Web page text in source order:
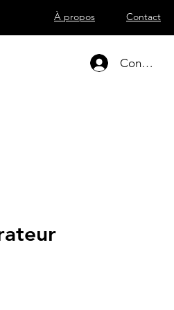
À propos Contact
Connexion